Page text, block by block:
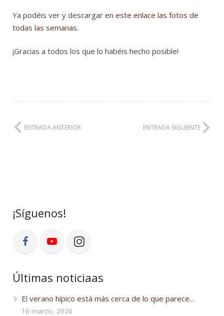
Ya podéis ver y descargar en este enlace las fotos de
todas las semanas.
¡Gracias a todos los que lo habéis hecho posible!
ENTRADA ANTERIOR ENTRADA SIGUIENTE
¡Síguenos!
Últimas noticiaas
El verano hípico está más cerca de lo que parece…
16 marzo, 2026